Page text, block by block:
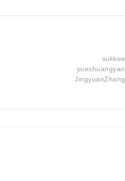
sukkee
yueshuangyan
JingyuanZhang